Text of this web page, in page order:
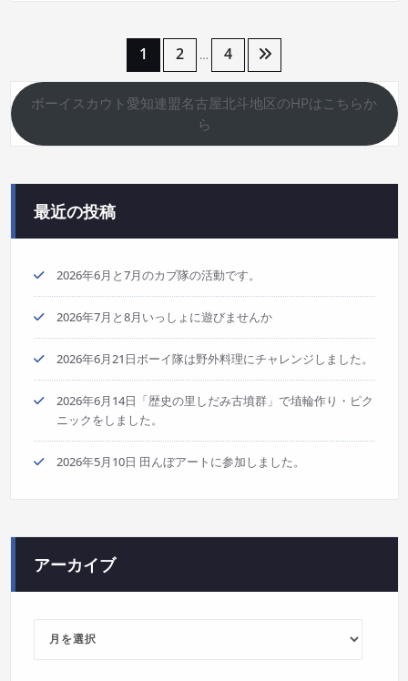
稿
の
ジ
1 2 … 4
ボーイスカウト愛知連盟名古屋北斗地区のHPはこちらか
ら
最近の投稿
2026年6月と7月のカブ隊の活動です。
2026年7月と8月いっしょに遊びませんか
2026年6月21日ボーイ隊は野外料理にチャレンジしました。
2026年6月14日「歴史の里しだみ古墳群」で埴輪作り・ピク
ニックをしました。
2026年5月10日 田んぼアートに参加しました。
アーカイブ